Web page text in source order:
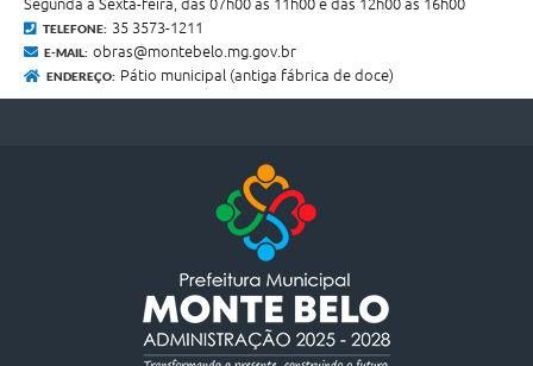
Segunda à Sexta-feira, das 07h00 às 11h00 e das 12h00 às 16h00
TELEFONE: 35 3573-1211
E-MAIL: obras@montebelo.mg.gov.br
ENDEREÇO: Pátio municipal (antiga fábrica de doce)